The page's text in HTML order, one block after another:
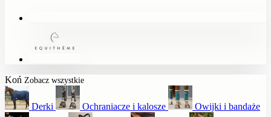
Koń Zobacz wszystkie
Derki Ochraniacze i kalosze Owijki i bandaże